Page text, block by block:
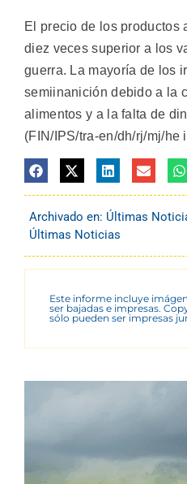
El precio de los productos
diez veces superior a los
guerra. La mayoría de los
semiinanición debido a la
alimentos y a la falta de
(FIN/IPS/tra-en/dh/rj/mj/he
Archivado en: Últimas
Últimas Noticias
Este informe incluye
ser bajadas e impresas.
sólo pueden ser impresas